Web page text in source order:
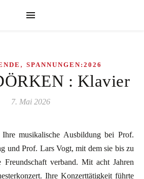
, SPANNUNGEN:2026
: Klavier
7. Mai 2026
und Prof. Lars Vogt, mit dem sie bis zu
Freundschaft verband. Mit acht Jahren
Ihre Konzerttätigkeit führte